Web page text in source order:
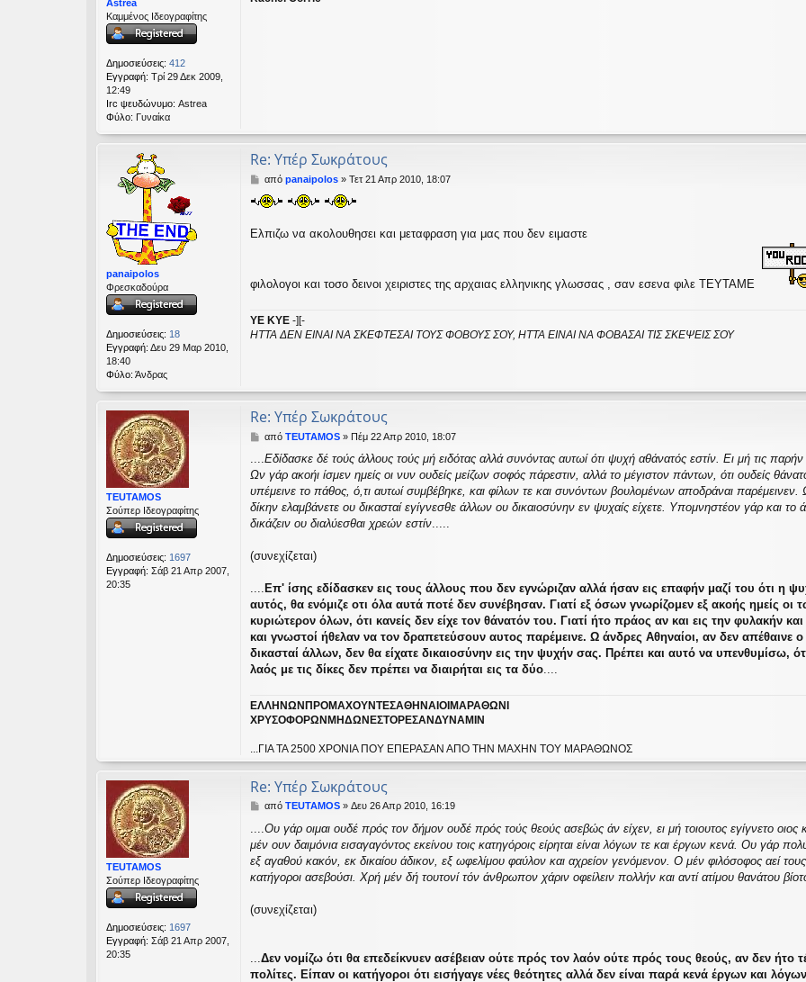
Astrea
Καμμένος Ιδεογραφίτης
Δημοσιεύσεις: 412
Εγγραφή: Τρί 29 Δεκ 2009,
12:49
Irc ψευδώνυμο: Astrea
Φύλο: Γυναίκα
panaipolos
Φρεσκαδούρα
Δημοσιεύσεις: 18
Εγγραφή: Δευ 29 Μαρ 2010,
18:40
Φύλο: Άνδρας
Re: Υπέρ Σωκράτους
Δ
μ
σ
σ
από panaipolos» Τετ 21 Απρ 2010, 18:07
Ελπιζω να ακολουθησει και μεταφραση για μας που δεν ειμαστε
φιλολογοι και τοσο δεινοι χειριστες της αρχαιας ελληνικης γλωσσας , σαν εσενα φιλε ΤΕΥΤΑΜΕ
YE KYE -][-
ΗΤΤΑ ΔΕΝ ΕΙΝΑΙ ΝΑ ΣΚΕΦΤΕΣΑΙ ΤΟΥΣ ΦΟΒΟΥΣ ΣΟΥ, ΗΤΤΑ ΕΙΝΑΙ ΝΑ ΦΟΒΑΣΑΙ ΤΙΣ ΣΚΕΨΕΙΣ ΣΟΥ
TEUTAMOS
Σούπερ Ιδεογραφίτης
Δημοσιεύσεις: 1697
Εγγραφή: Σάβ 21 Απρ 2007,
20:35
Re: Υπέρ Σωκράτους
Δ
μ
ο
σ
ί
υ
η
από TEUTAMOS» Πέμ 22 Απρ 2010, 18:07
....Εδίδασκε δέ τούς άλλους τούς μή ειδότας αλλά συνόντας αυτωί ότι ψυχή αθάνατός εστίν. Ει μή τις
Ων γάρ ακοήι ίσμεν ημείς οι νυν ουδείς μείζων σοφός πάρεστιν, αλλά το μέγιστον πάντων, ότι ουδείς
υπέμεινε το πάθος, ό,τι αυτωί συμβέβηκε, και φίλων τε και συνόντων βουλομένων αποδράναι
δίκην ελαμβάνετε ου δικασταί εγίγνεσθε άλλων ου δικαιοσύνην εν ψυχαίς είχετε. Υπομνηστέον γάρ και το
δικάζειν ου διαλύεσθαι χρεών εστίν.....
(συνεχίζεται)
.... Επ' ίσης εδίδασκεν εις τους άλλους που δεν εγνώριζαν αλλά ήσαν εις επαφήν μαζί του ότι η
αυτός, θα ενόμιζε οτι όλα αυτά ποτέ δεν συνέβησαν. Γιατί εξ όσων γνωρίζομεν εξ ακοής ημείς
κυριώτερον όλων, ότι κανείς δεν είχε τον θάνατόν του. Γιατί ήτο πράος αν και εις την φυλακήν
και γνωστοί ήθελαν να τον δραπετεύσουν αυτος παρέμεινε. Ω άνδρες Αθηναίοι, αν δεν
δικασταί άλλων, δεν θα είχατε δικαιοσύνην εις την ψυχήν σας. Πρέπει και αυτό να υπενθυμίσω,
λαός με τις δίκες δεν πρέπει να διαιρήται εις τα δύο....
ΕΛΛΗΝΩΝΠΡΟΜΑΧΟΥΝΤΕΣΑΘΗΝΑΙΟΙΜΑΡΑΘΩΝΙ
ΧΡΥΣΟΦΟΡΩΝΜΗΔΩΝΕΣΤΟΡΕΣΑΝΔΥΝΑΜΙΝ
...ΓΙΑ ΤΑ 2500 ΧΡΟΝΙΑ ΠΟΥ ΕΠΕΡΑΣΑΝ ΑΠΟ ΤΗΝ ΜΑΧΗΝ ΤΟΥ ΜΑΡΑΘΩΝΟΣ
TEUTAMOS
Σούπερ Ιδεογραφίτης
Δημοσιεύσεις: 1697
Εγγραφή: Σάβ 21 Απρ 2007,
20:35
Re: Υπέρ Σωκράτους
Δ
μ
ο
σ
ί
σ
από TEUTAMOS» Δευ 26 Απρ 2010, 16:19
Ου γάρ οιμαι ουδέ πρός τον δήμον ουδέ πρός τούς θεούς ασεβώς άν είχεν, ει μή τοιουτος εγίγνετο οιος
μέν ουν δαιμόνια εισαγαγόντος εκείνου τοις κατηγόροις είρηται είναι λόγων τε και έργων κενά. Ου γάρ
εξ αγαθού κακόν, εκ δικαίου άδικον, εξ ωφελίμου φαύλον και αχρείον γενόμενον. Ο μέν φιλόσοφος αεί
κατήγοροι ασεβούσι. Χρή μέν δή τουτονί τόν άνθρωπον χάριν οφείλειν πολλήν και αντί ατίμου θανάτου
(συνεχίζεται)
Δεν νομίζω ότι θα επεδείκνυεν ασέβειαν ούτε πρός τον λαόν ούτε πρός τους θεούς, αν δεν ήτο
πολίτες. Είπαν οι κατήγοροι ότι εισήγαγε νέες θεότητες αλλά δεν είναι παρά κενά έργων και